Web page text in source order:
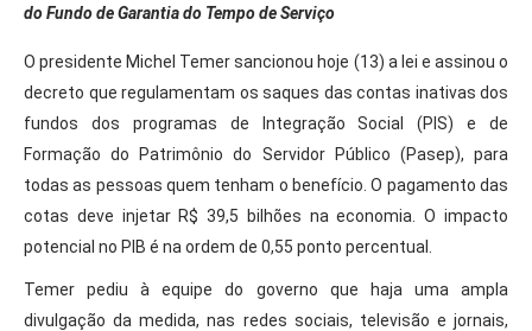
do Fundo de Garantia do Tempo de Serviço
O presidente Michel Temer sancionou hoje (13) a lei e assinou o
decreto que regulamentam os saques das contas inativas dos
fundos dos programas de Integração Social (PIS) e de
Formação do Patrimônio do Servidor Público (Pasep), para
todas as pessoas quem tenham o benefício. O pagamento das
cotas deve injetar R$ 39,5 bilhões na economia. O impacto
potencial no PIB é na ordem de 0,55 ponto percentual.
Temer pediu à equipe do governo que haja uma ampla
divulgação da medida, nas redes sociais, televisão e jornais,